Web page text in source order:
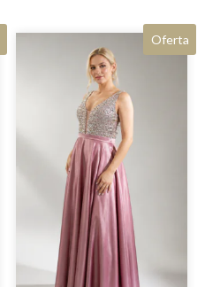
Oferta